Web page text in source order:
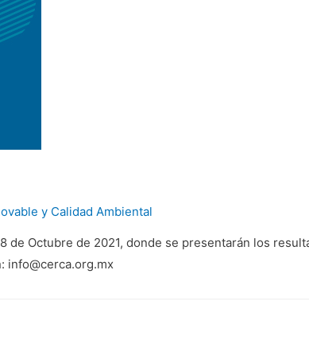
y Calidad Ambiental
de Octubre de 2021, donde se presentarán los
info@cerca.org.mx